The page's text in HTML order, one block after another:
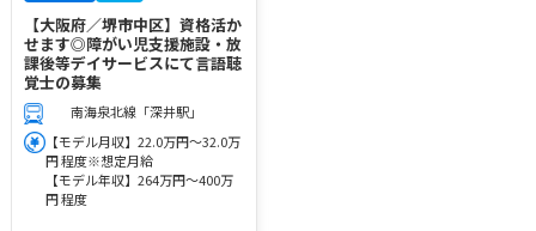
【大阪府／堺市中区】資格活か
せます◎障がい児支援施設・放
課後等デイサービスにて言語聴
覚士の募集
南海泉北線「深井駅」
【モデル月収】22.0万円～32.0万
円 程度※想定月給
【モデル年収】264万円～400万
円 程度